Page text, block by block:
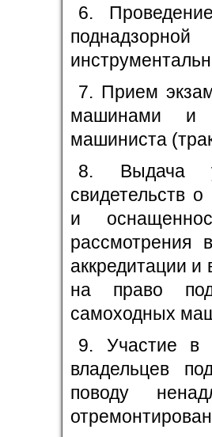
6.
7. Прием
машинами и
машиниста
8. Выдача
свидетельств
и
рассмотрения
аккредитации
на право
самоходных
9. Участие в
владельцев
поводу